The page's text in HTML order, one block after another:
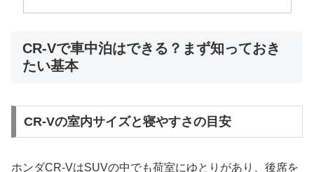
CR-Vで車中泊はできる？まず知っておき
たい基本
CR-Vの室内サイズと寝やすさの目安
ホンダCR-VはSUVの中でも荷室にゆとりがあり、後席を